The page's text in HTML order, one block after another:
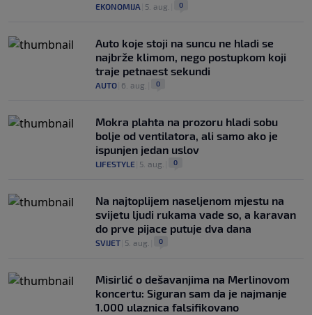
EKONOMIJA 5. aug. 0
Auto koje stoji na suncu ne hladi se
najbrže klimom, nego postupkom koji
traje petnaest sekundi
AUTO 6. aug. 0
Mokra plahta na prozoru hladi sobu
bolje od ventilatora, ali samo ako je
ispunjen jedan uslov
LIFESTYLE 5. aug. 0
Na najtoplijem naseljenom mjestu na
svijetu ljudi rukama vade so, a karavan
do prve pijace putuje dva dana
SVIJET 5. aug. 0
Misirlić o dešavanjima na Merlinovom
koncertu: Siguran sam da je najmanje
1.000 ulaznica falsifikovano